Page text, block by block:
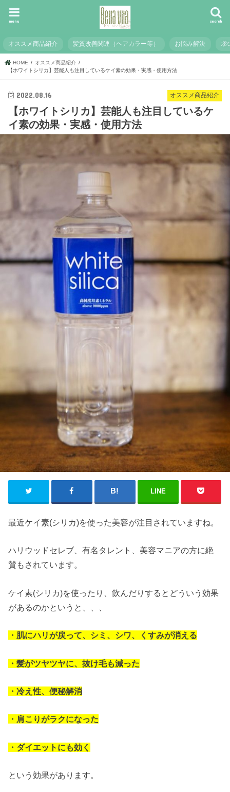
search
menu
オススメ商品紹介 髪質改善関連（ヘアカラー等） お悩み解決 オ
HOME
オススメ商品紹介
【ホワイトシリカ】芸能人も注目しているケイ素の効果・実感・使用方法
オススメ商品紹介
2022.08.16
【ホワイトシリカ】芸能人も注目しているケ
イ素の効果・実感・使用方法
LINE
最近ケイ素(シリカ)を使った美容が注目されていますね。
ハリウッドセレブ、有名タレント、美容マニアの方に絶
賛もされています。
ケイ素(シリカ)を使ったり、飲んだりするとどういう効果
があるのかというと、、、
・肌にハリが戻って、シミ、シワ、くすみが消える
・髪がツヤツヤに、抜け毛も減った
・冷え性、便秘解消
・肩こりがラクになった
・ダイエットにも効く
という効果があります。